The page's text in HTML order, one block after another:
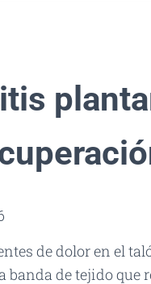
de dolor en el
de tejido que